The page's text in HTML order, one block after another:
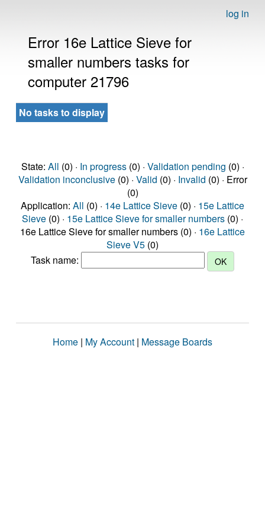
log in
Error 16e Lattice Sieve for
smaller numbers tasks for
computer 21796
No tasks to display
State: All (0) · In progress(0) · Validation pending (0) ·
Validation inconclusive(0) · Valid (0) · Invalid (0) · Error
(0)
Application: All (0) · 14e Lattice Sieve (0) · 15e Lattice
Sieve (0) · 15e Lattice Sieve for smaller numbers (0) ·
16e Lattice Sieve for smaller numbers (0) · 16e Lattice
Sieve V5 (0)
Task name:
Home | My Account | Message Boards